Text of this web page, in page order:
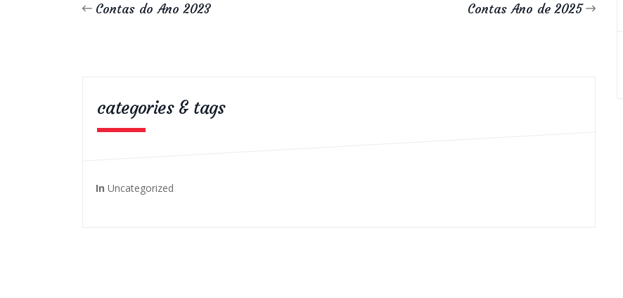
Contas do Ano 2023 Contas Ano de 2025
categories & tags
In Uncategorized